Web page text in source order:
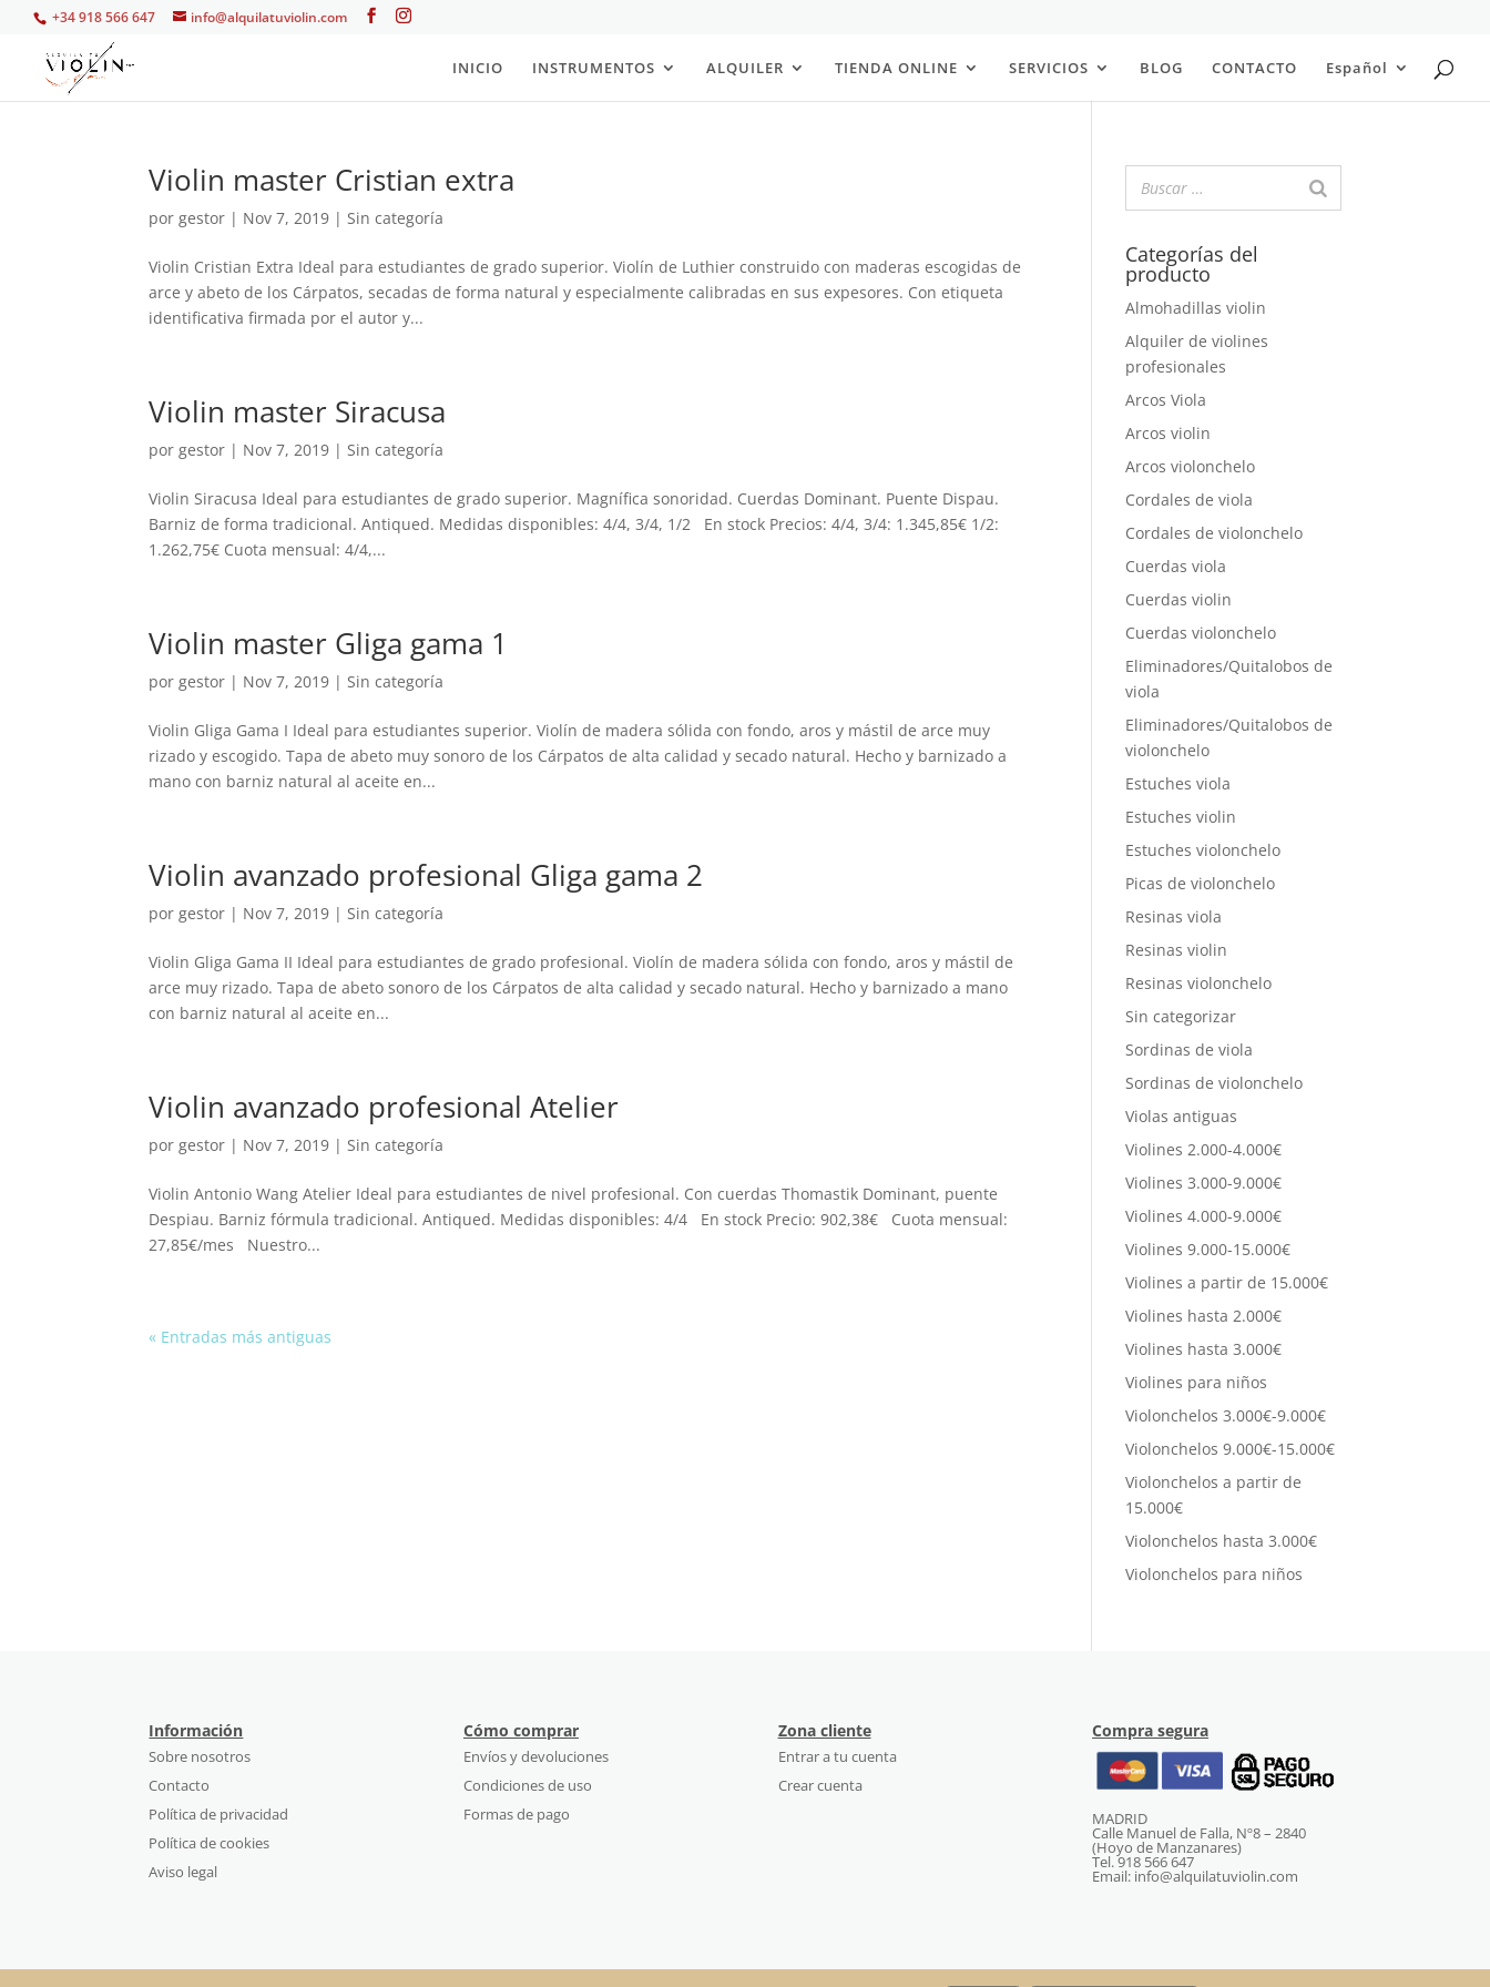
+34 918 566 647 info@alquilatuviolin.com
INICIO INSTRUMENTOS ALQUILER TIENDA ONLINE SERVICIOS BLOG CONTACTO Español
Violin master Cristian extra
porgestor | Nov 7, 2019 | Sin categoría
Violin Cristian Extra Ideal para estudiantes de grado superior. Violín de Luthier construido con maderas escogidas de
arce y abeto de los Cárpatos, secadas de forma natural y especialmente calibradas en sus expesores. Con etiqueta
identificativa firmada por el autor y...
Violin master Siracusa
porgestor | Nov 7, 2019 | Sin categoría
Violin Siracusa Ideal para estudiantes de grado superior. Magnífica sonoridad. Cuerdas Dominant. Puente Dispau.
Barniz de forma tradicional. Antiqued. Medidas disponibles: 4/4, 3/4, 1/2 En stock Precios: 4/4, 3/4: 1.345,85€ 1/2:
1.262,75€ Cuota mensual: 4/4,...
Violin master Gliga gama 1
porgestor | Nov 7, 2019 | Sin categoría
Violin Gliga Gama I Ideal para estudiantes superior. Violín de madera sólida con fondo, aros y mástil de arce muy
rizado y escogido. Tapa de abeto muy sonoro de los Cárpatos de alta calidad y secado natural. Hecho y barnizado a
mano con barniz natural al aceite en...
Violin avanzado profesional Gliga gama 2
porgestor | Nov 7, 2019 | Sin categoría
Violin Gliga Gama II Ideal para estudiantes de grado profesional. Violín de madera sólida con fondo, aros y mástil de
arce muy rizado. Tapa de abeto sonoro de los Cárpatos de alta calidad y secado natural. Hecho y barnizado a mano
con barniz natural al aceite en...
Violin avanzado profesional Atelier
porgestor | Nov 7, 2019 | Sin categoría
Violin Antonio Wang Atelier Ideal para estudiantes de nivel profesional. Con cuerdas Thomastik Dominant, puente
Despiau. Barniz fórmula tradicional. Antiqued. Medidas disponibles: 4/4 En stock Precio: 902,38€ Cuota mensual:
27,85€/mes Nuestro...
« Entradas más antiguas
Categorías del
producto
Almohadillas violin
Alquiler de violines
profesionales
Arcos Viola
Arcos violin
Arcos violonchelo
Cordales de viola
Cordales de violonchelo
Cuerdas viola
Cuerdas violin
Cuerdas violonchelo
Eliminadores/Quitalobos de
viola
Eliminadores/Quitalobos de
violonchelo
Estuches viola
Estuches violin
Estuches violonchelo
Picas de violonchelo
Resinas viola
Resinas violin
Resinas violonchelo
Sin categorizar
Sordinas de viola
Sordinas de violonchelo
Violas antiguas
Violines 2.000-4.000€
Violines 3.000-9.000€
Violines 4.000-9.000€
Violines 9.000-15.000€
Violines a partir de 15.000€
Violines hasta 2.000€
Violines hasta 3.000€
Violines para niños
Violonchelos 3.000€-9.000€
Violonchelos 9.000€-15.000€
Violonchelos a partir de
15.000€
Violonchelos hasta 3.000€
Violonchelos para niños
Información
Sobre nosotros
Contacto
Política de privacidad
Política de cookies
Aviso legal
Cómo comprar
Envíos y devoluciones
Condiciones de uso
Formas de pago
Zona cliente
Entrar a tu cuenta
Crear cuenta
Compra segura
MADRID
Calle Manuel de Falla, Nº8 – 2840
(Hoyo de Manzanares)
Tel. 918 566 647
Email: info@alquilatuviolin.com